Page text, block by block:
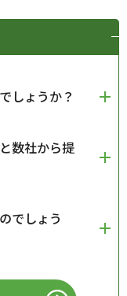
しょうか？
数社から提
でしょう